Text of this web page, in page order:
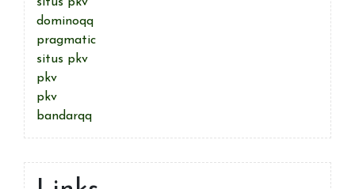
situs pkv
dominoqq
pragmatic
situs pkv
pkv
pkv
bandarqq